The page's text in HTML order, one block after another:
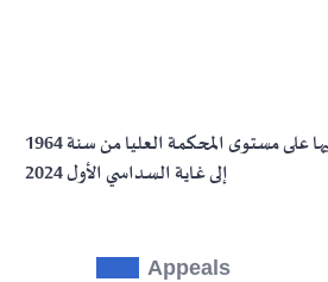
عدد الطعون المفصول فيها على مستوى المحكمة العليا من سنة 1964
إلى غاية السداسي الأول 2024
Appeals